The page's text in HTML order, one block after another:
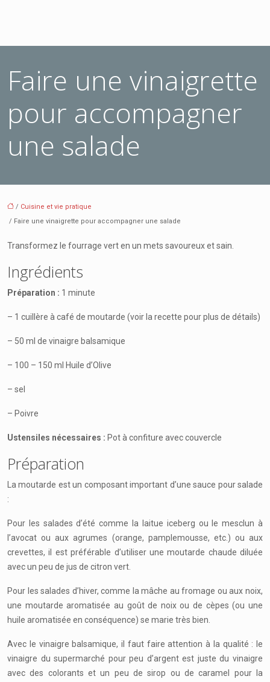
Faire une vinaigrette
pour accompagner
une salade
/ Cuisine et vie pratique
/ Faire une vinaigrette pour accompagner une salade
Transformez le fourrage vert en un mets savoureux et sain.
Ingrédients
Préparation : 1 minute
– 1 cuillère à café de moutarde (voir la recette pour plus de détails)
– 50 ml de vinaigre balsamique
– 100 – 150 ml Huile d’Olive
– sel
– Poivre
Ustensiles nécessaires : Pot à confiture avec couvercle
Préparation
La moutarde est un composant important d’une sauce pour salade
:
Pour les salades d’été comme la laitue iceberg ou le mesclun à
l’avocat ou aux agrumes (orange, pamplemousse, etc.) ou aux
crevettes, il est préférable d’utiliser une moutarde chaude diluée
avec un peu de jus de citron vert.
Pour les salades d’hiver, comme la mâche au fromage ou aux noix,
une moutarde aromatisée au goût de noix ou de cèpes (ou une
huile aromatisée en conséquence) se marie très bien.
Avec le vinaigre balsamique, il faut faire attention à la qualité : le
vinaigre du supermarché pour peu d’argent est juste du vinaigre
avec des colorants et un peu de sirop ou de caramel pour la